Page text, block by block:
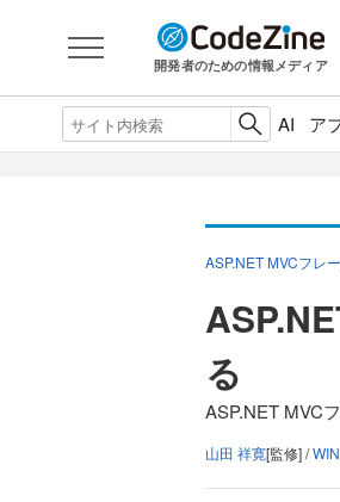
開発者のための情報メディア
AI ア
ASP.NET MVCフレ
る
ASP.NET MVC
山田 祥寛[監修] /